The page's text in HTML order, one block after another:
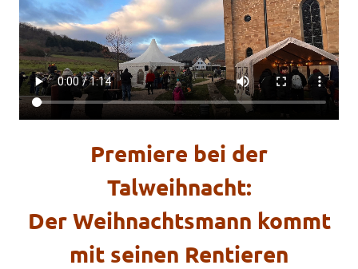
Premiere bei der
Talweihnacht:
Der Weihnachtsmann kommt
mit seinen Rentieren